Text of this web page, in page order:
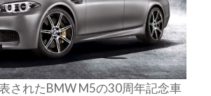
されたBMW M5の30周年記念車